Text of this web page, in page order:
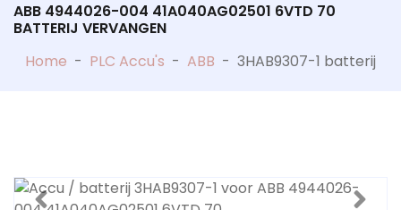
ABB 4944026-004 41A040AG02501 6VTD 70
BATTERIJ VERVANGEN
Home - PLC Accu's - ABB - 3HAB9307-1 batterij